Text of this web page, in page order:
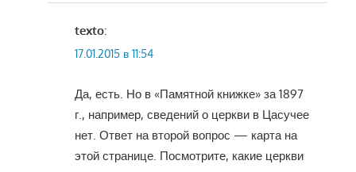
texto:
17.01.2015 в 11:54
Да, есть. Но в «Памятной книжке» за 1897
г., например, сведений о церкви в Цасучее
нет. Ответ на второй вопрос — карта на
этой странице. Посмотрите, какие церкви